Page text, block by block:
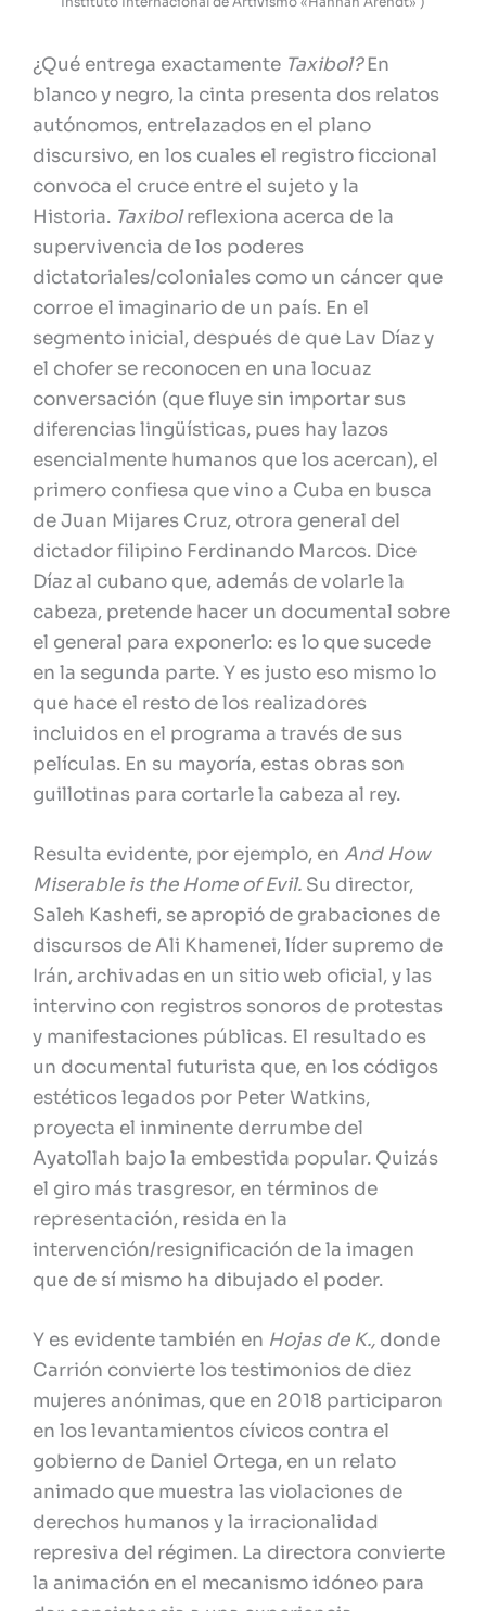
¿Qué entrega exactamente Taxibol?En
blanco y negro, la cinta presenta dos relatos
autónomos, entrelazados en el plano
discursivo, en los cuales el registro ficcional
convoca el cruce entre el sujeto y la
Historia. Taxibolreflexiona acerca de la
supervivencia de los poderes
dictatoriales/coloniales como un cáncer que
corroe el imaginario de un país. En el
segmento inicial, después de que Lav Díaz y
el chofer se reconocen en una locuaz
conversación (que fluye sin importar sus
diferencias lingüísticas, pues hay lazos
esencialmente humanos que los acercan), el
primero confiesa que vino a Cuba en busca
de Juan Mijares Cruz, otrora general del
dictador filipino Ferdinando Marcos. Dice
Díaz al cubano que, además de volarle la
cabeza, pretende hacer un documental sobre
el general para exponerlo: es lo que sucede
en la segunda parte. Y es justo eso mismo lo
que hace el resto de los realizadores
incluidos en el programa a través de sus
películas. En su mayoría, estas obras son
guillotinas para cortarle la cabeza al rey.
Resulta evidente, por ejemplo, en And How
Miserable is the Home of Evil. Su director,
Saleh Kashefi, se apropió de grabaciones de
discursos de Ali Khamenei, líder supremo de
Irán, archivadas en un sitio web oficial, y las
intervino con registros sonoros de protestas
y manifestaciones públicas. El resultado es
un documental futurista que, en los códigos
estéticos legados por Peter Watkins,
proyecta el inminente derrumbe del
Ayatollah bajo la embestida popular. Quizás
el giro más trasgresor, en términos de
representación, resida en la
intervención/resignificación de la imagen
que de sí mismo ha dibujado el poder.
Y es evidente también en Hojas de K., donde
Carrión convierte los testimonios de diez
mujeres anónimas, que en 2018 participaron
en los levantamientos cívicos contra el
gobierno de Daniel Ortega, en un relato
animado que muestra las violaciones de
derechos humanos y la irracionalidad
represiva del régimen. La directora convierte
la animación en el mecanismo idóneo para